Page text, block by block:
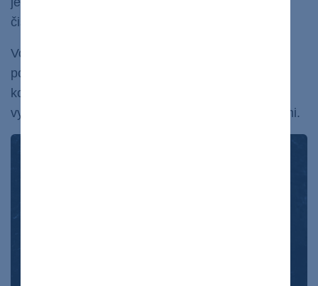
čistenie pleti.
Vodné kontrasty zlepšujú krvný obeh a pomáhajú
pokožke stať sa pružnejšou. Pravidelná ranná
kontrastná sprcha tiež dodáva energiu, pomáha
vyrovnať sa so stresom a psychickými problémami.